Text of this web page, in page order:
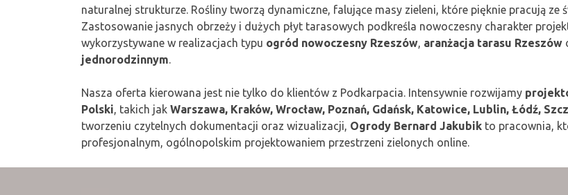
naturalnej strukturze. Rośliny tworzą dynamiczne, falujące masy zieleni, które pięknie pracują ze
Zastosowanie jasnych obrzeży i dużych płyt tarasowych podkreśla nowoczesny charakter
wykorzystywane w realizacjach typu ogród nowoczesny Rzeszów, aranżacja tarasu Rzeszów
jednorodzinnym.
Nasza oferta kierowana jest nie tylko do klientów z Podkarpacia. Intensywnie rozwijamy
Polski, takich jak Warszawa, Kraków, Wrocław, Poznań, Gdańsk, Katowice, Lublin, Łódź,
tworzeniu czytelnych dokumentacji oraz wizualizacji, Ogrody Bernard Jakubik to pracownia,
profesjonalnym, ogólnopolskim projektowaniem przestrzeni zielonych online.